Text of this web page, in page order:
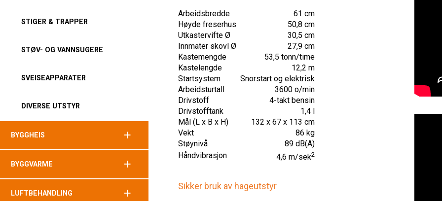
STIGER & TRAPPER
STØV- OG VANNSUGERE
SVEISEAPPARATER
DIVERSE UTSTYR
BYGGHEIS +
BYGGVARME +
LUFTBEHANDLING +
Arbeidsbredde
61 cm
Høyde freserhus
50,8 cm
Utkastervifte Ø
30,5 cm
Innmater skovl Ø
27,9 cm
Kastemengde
53,5 tonn/time
Kastelengde
12,2 m
Startsystem
Snorstart og elektrisk
Arbeidsturtall
3600 o/min
Drivstoff
4-takt bensin
Drivstofftank
1,4 l
Mål (L x B x H)
132 x 67 x 113 cm
Vekt
86 kg
Støynivå
89 dB(A)
Håndvibrasjon
4,6 m/sek2
Sikker bruk av hageutstyr